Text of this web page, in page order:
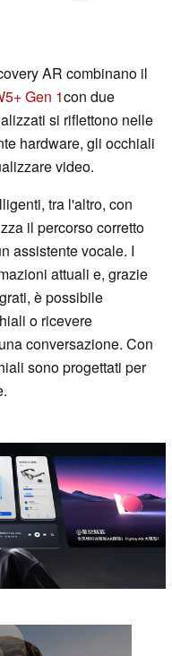
AR combinano il
Gen 1con due
si riflettono nelle
hardware, gli occhiali
video.
tra l'altro, con
il percorso corretto
assistente vocale. I
attuali e, grazie
è possibile
o ricevere
conversazione. Con
sono progettati per